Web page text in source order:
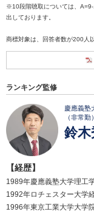
※10段階聴取については、
出しております。
商標対象は、回答者数が200人
ランキング監修
慶應義塾
（非常勤）
鈴木
【経歴】
1989年慶應義塾大学理工
1992年ロチェスター大学
1996年東京工業大学大学